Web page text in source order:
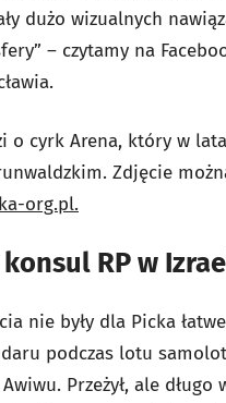
dużo wizualnych
– czytamy na
o cyrk Arena, który w
Zdjęcie
org.pl.
RP w
nie były dla Picka
podczas lotu
Przeżył, ale długo